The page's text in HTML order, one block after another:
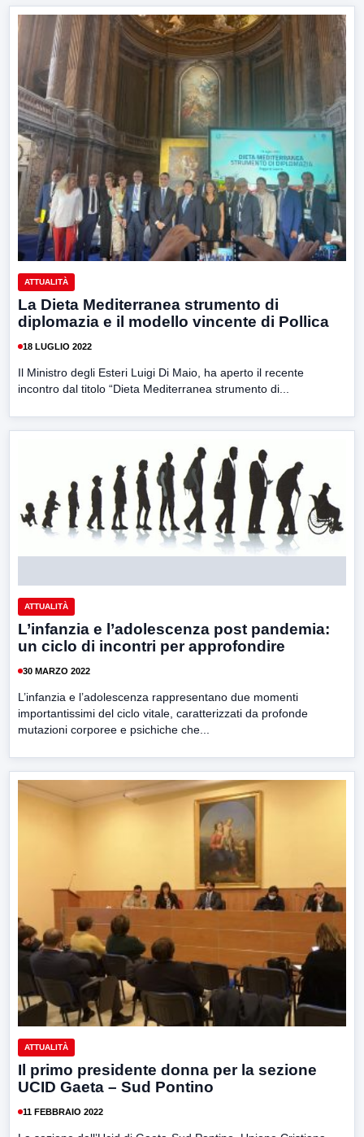
ATTUALITÀ
La Dieta Mediterranea strumento di
diplomazia e il modello vincente di Pollica
18 LUGLIO 2022
Il Ministro degli Esteri Luigi Di Maio, ha aperto il recente
incontro dal titolo “Dieta Mediterranea strumento di...
ATTUALITÀ
L’infanzia e l’adolescenza post pandemia:
un ciclo di incontri per approfondire
30 MARZO 2022
L’infanzia e l’adolescenza rappresentano due momenti
importantissimi del ciclo vitale, caratterizzati da profonde
mutazioni corporee e psichiche che...
ATTUALITÀ
Il primo presidente donna per la sezione
UCID Gaeta – Sud Pontino
11 FEBBRAIO 2022